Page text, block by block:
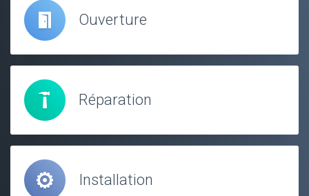
Ouverture
Réparation
Installation